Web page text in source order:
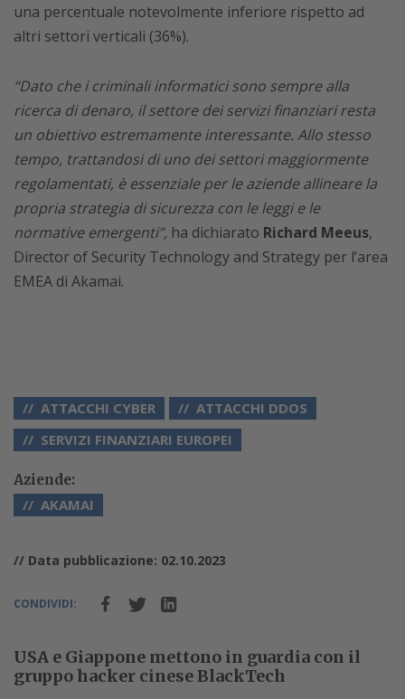
una percentuale notevolmente inferiore rispetto ad
altri settori verticali (36%).
“Dato che i criminali informatici sono sempre alla
ricerca di denaro, il settore dei servizi finanziari resta
un obiettivo estremamente interessante. Allo stesso
tempo, trattandosi di uno dei settori maggiormente
regolamentati, è essenziale per le aziende allineare la
propria strategia di sicurezza con le leggi e le
normative emergenti”, ha dichiarato Richard Meeus,
Director of Security Technology and Strategy per l’area
EMEA di Akamai.
ATTACCHI CYBER
ATTACCHI DDOS
SERVIZI FINANZIARI EUROPEI
Aziende:
AKAMAI
// Data pubblicazione: 02.10.2023
CONDIVIDI:
USA e Giappone mettono in guardia con il
gruppo hacker cinese BlackTech